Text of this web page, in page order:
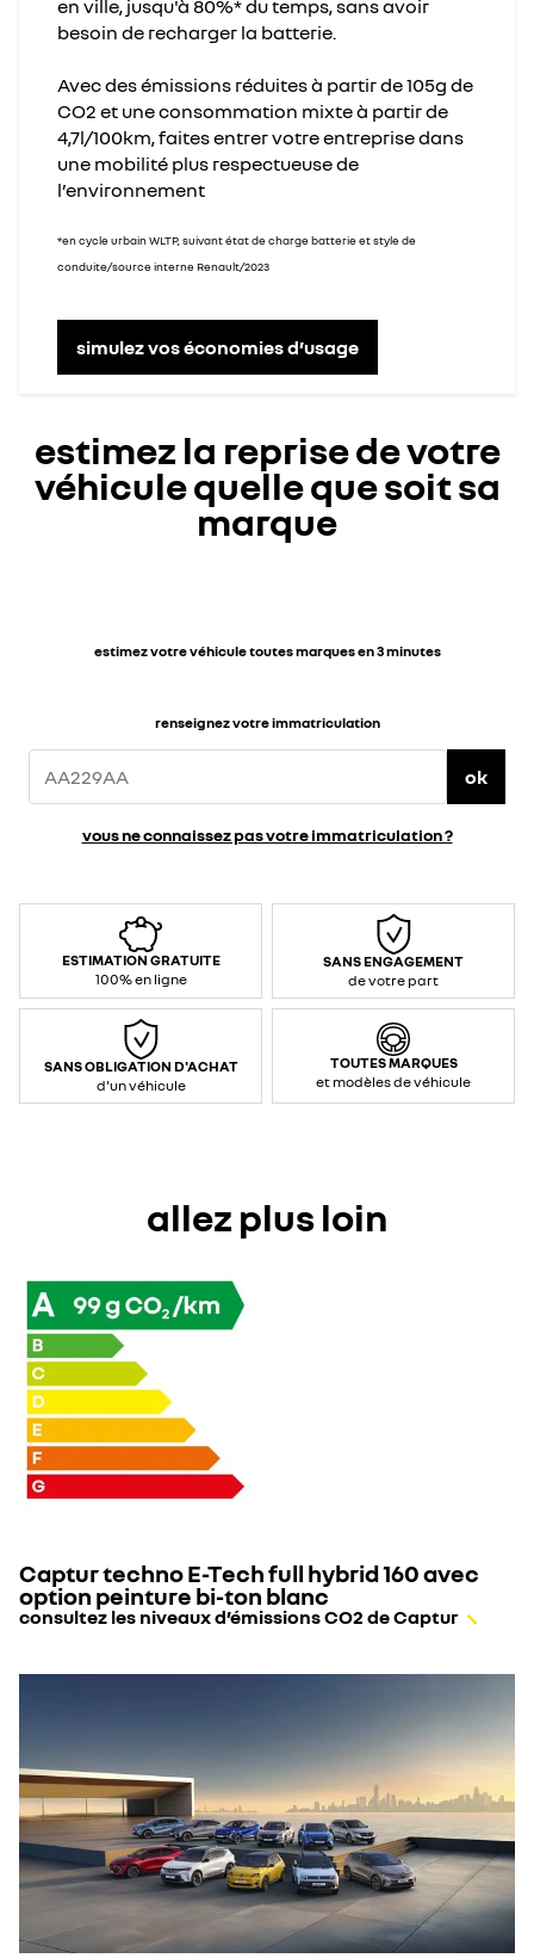
en ville, jusqu'à 80%* du temps, sans avoir
besoin de recharger la batterie.
Avec des émissions réduites à partir de 105g de
CO2 et une consommation mixte à partir de
4,7l/100km, faites entrer votre entreprise dans
une mobilité plus respectueuse de
l’environnement
*en cycle urbain WLTP, suivant état de charge batterie et style de
conduite/source interne Renault/2023
simulez vos économies d’usage
estimez la reprise de votre
véhicule quelle que soit sa
marque
estimez votre véhicule toutes marques en 3 minutes
renseignez votre immatriculation
ok
vous ne connaissez pas votre immatriculation ?
ESTIMATION GRATUITE
100% en ligne
SANS ENGAGEMENT
de votre part
SANS OBLIGATION D'ACHAT
d'un véhicule
TOUTES MARQUES
et modèles de véhicule
allez plus loin
Captur techno E-Tech full hybrid 160 avec
option peinture bi-ton blanc
consultez les niveaux d’émissions CO2 de Captur